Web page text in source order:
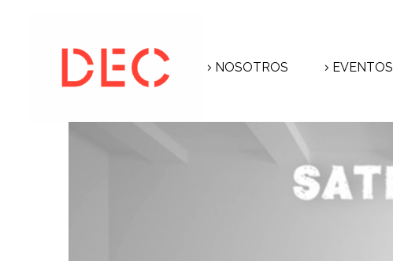
NOSOTROS EVENTOS